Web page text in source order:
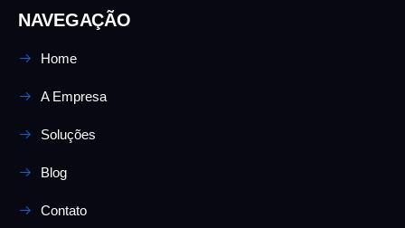
NAVEGAÇÃO
Home
A Empresa
Soluções
Blog
Contato